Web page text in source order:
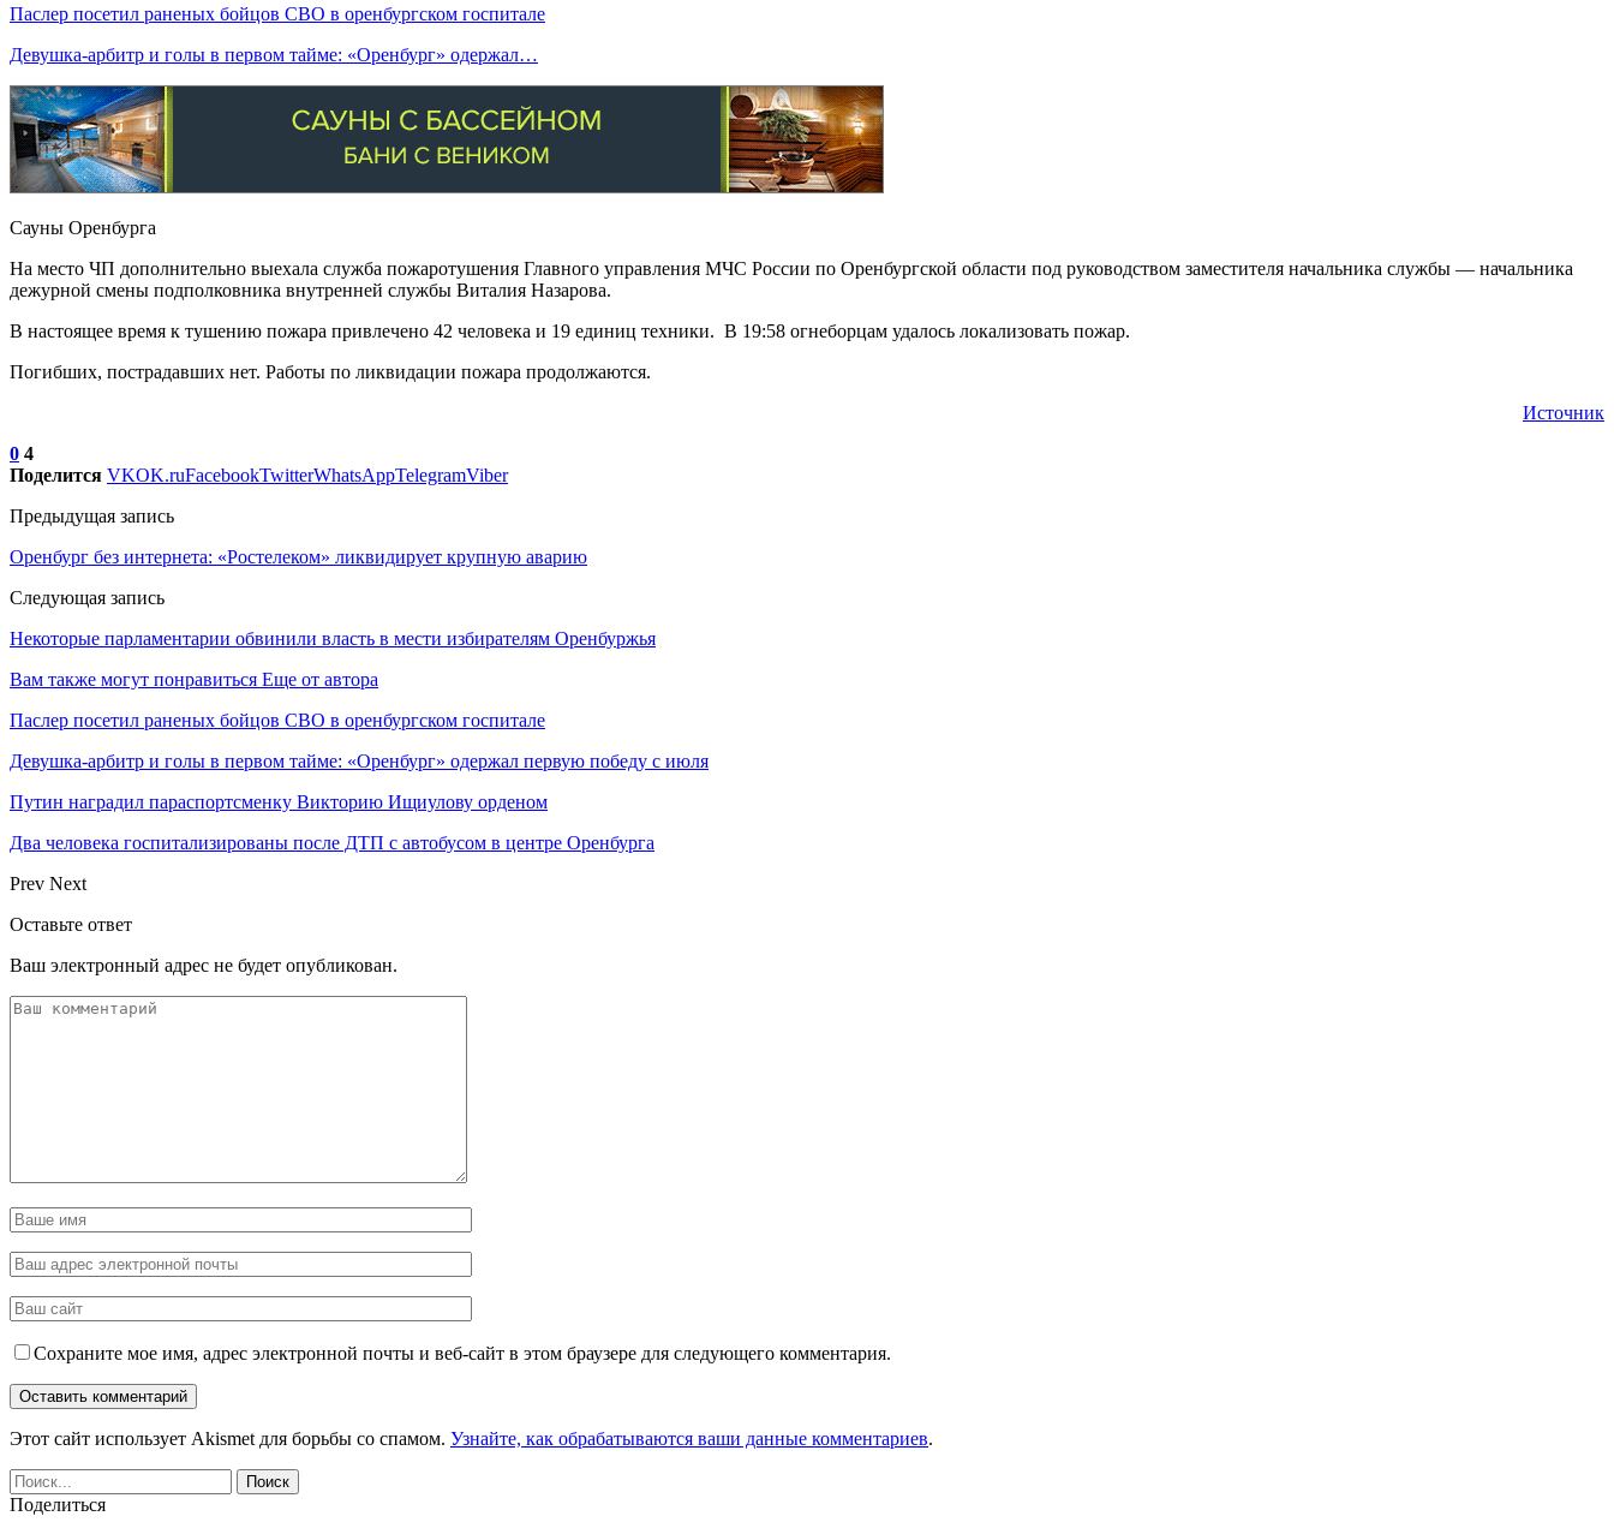
Паслер посетил раненых бойцов СВО в оренбургском госпитале
Девушка-арбитр и голы в первом тайме: «Оренбург» одержал…
Сауны Оренбурга
На место ЧП дополнительно выехала служба пожаротушения Главного управления МЧС России по Оренбургской области под руководством заместителя начальника службы — начальника
дежурной смены подполковника внутренней службы Виталия Назарова.
В настоящее время к тушению пожара привлечено 42 человека и 19 единиц техники. В 19:58 огнеборцам удалось локализовать пожар.
Погибших, пострадавших нет. Работы по ликвидации пожара продолжаются.
Источник
0 4
Поделится VKOK.ruFacebookTwitterWhatsAppTelegramViber
Предыдущая запись
Оренбург без интернета: «Ростелеком» ликвидирует крупную аварию
Следующая запись
Некоторые парламентарии обвинили власть в мести избирателям Оренбуржья
Вам также могут понравиться Еще от автора
Паслер посетил раненых бойцов СВО в оренбургском госпитале
Девушка-арбитр и голы в первом тайме: «Оренбург» одержал первую победу с июля
Путин наградил параспортсменку Викторию Ищиулову орденом
Два человека госпитализированы после ДТП с автобусом в центре Оренбурга
Prev Next
Оставьте ответ
Ваш электронный адрес не будет опубликован.
Сохраните мое имя, адрес электронной почты и веб-сайт в этом браузере для следующего комментария.
Этот сайт использует Akismet для борьбы со спамом. Узнайте, как обрабатываются ваши данные комментариев.
Поделиться